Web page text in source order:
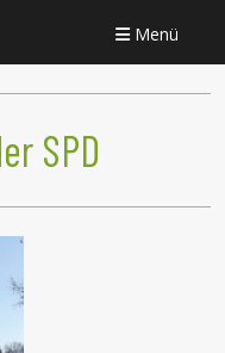
Menü
SPD